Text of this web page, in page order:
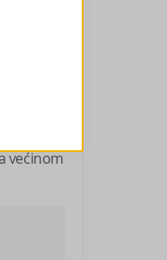
od 3
i
većinom